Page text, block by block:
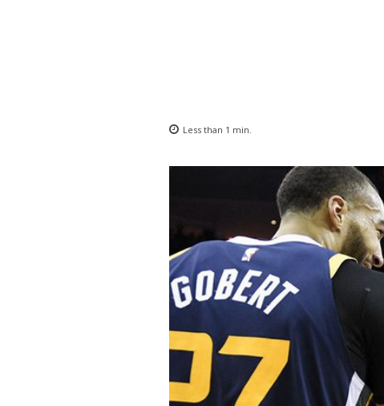
Less than 1 min.